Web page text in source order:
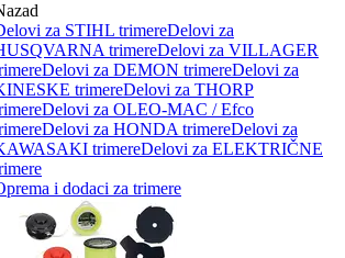
za STIHL trimereDelovi za
trimereDelovi za VILLAGER
Delovi za DEMON trimereDelovi za
trimereDelovi za THORP
Delovi za OLEO-MAC / Efco
Delovi za HONDA trimereDelovi za
trimereDelovi za ELEKTRIČNE
i dodaci za trimere